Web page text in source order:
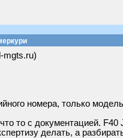
mgts.ru)
номера, только
то с документацией.
делать, а